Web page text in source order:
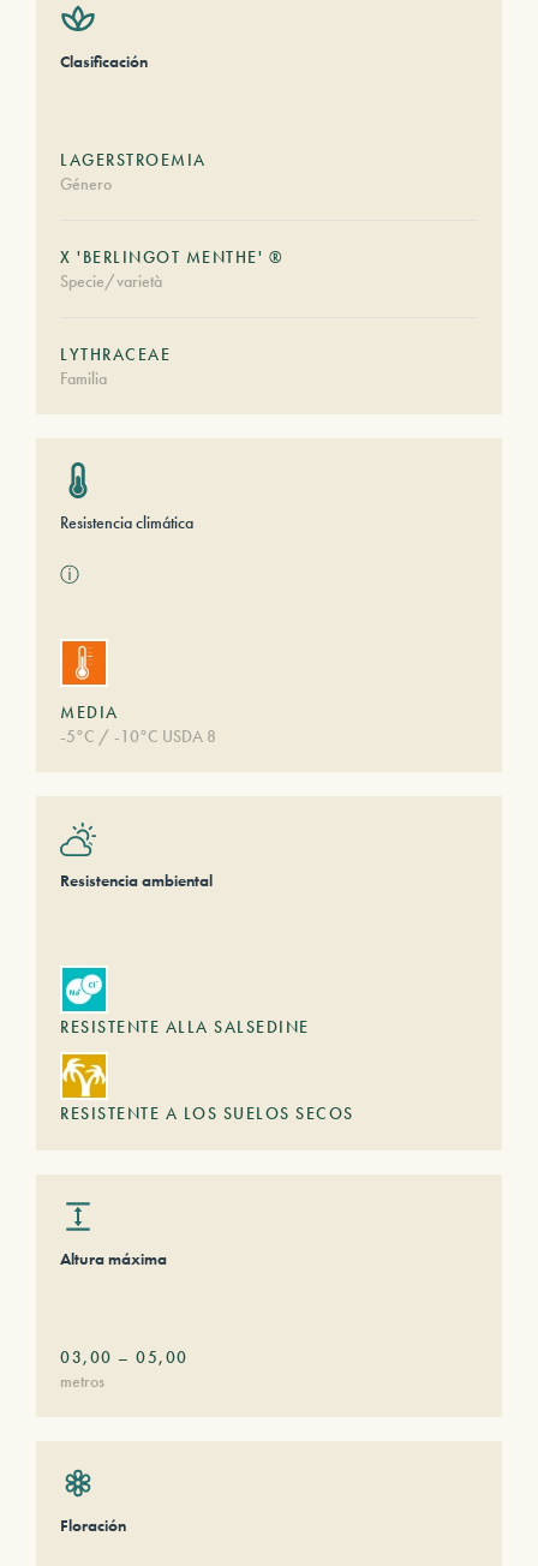
Clasificación
LAGERSTROEMIA
Género
X 'BERLINGOT MENTHE' ®
Specie/varietà
LYTHRACEAE
Familia
Resistencia climática
ⓘ
MEDIA
-5°C / -10°C USDA 8
Resistencia ambiental
RESISTENTE ALLA SALSEDINE
RESISTENTE A LOS SUELOS SECOS
Altura máxima
03,00 – 05,00
metros
Floración